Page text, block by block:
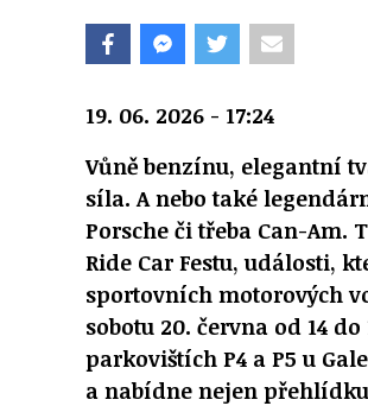
19. 06. 2026 - 17:24
Vůně benzínu, elegantní
síla. A nebo také
Porsche či třeba Can-Am.
Ride Car Festu, události,
sportovních motorových
sobotu 20. června od 14
parkovištích P4 a P5 u
a nabídne nejen